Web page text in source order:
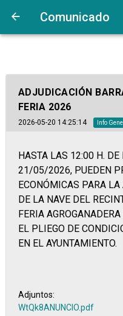
Comunicado
ADJUDICACIÓN
FERIA 2026
2026-05-20 14:25:14 Info
HASTA LAS 12:00 H.
21/05/2026, PUEDEN
ECONÓMICAS PARA
DE LA NAVE DEL
FERIA
EL PLIEGO DE
EN EL AYUNTAMIENTO.
Adjuntos:
WtQk8ANUNCIO.pdf